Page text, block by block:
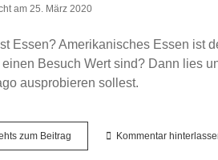
am 25. März 2020
Essen? Amerikanisches Essen ist
Besuch Wert sind? Dann lies
ausprobieren sollest.
zum Beitrag Chicago
Food
Kommentar